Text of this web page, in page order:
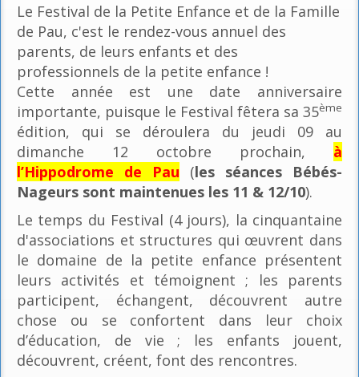
Le Festival de la Petite Enfance et de la Famille
de Pau, c'est le rendez-vous annuel des
parents, de leurs enfants et des
professionnels de la petite enfance !
Cette année est une date anniversaire
importante, puisque le Festival fêtera sa 35ème
édition, qui se déroulera du jeudi 09 au
dimanche 12 octobre prochain, à
l’Hippodrome de Pau (les séances Bébés-
Nageurs sont maintenues les 11 & 12/10).
Le temps du Festival (4 jours), la cinquantaine
d'associations et structures qui œuvrent dans
le domaine de la petite enfance présentent
leurs activités et témoignent ; les parents
participent, échangent, découvrent autre
chose ou se confortent dans leur choix
d’éducation, de vie ; les enfants jouent,
découvrent, créent, font des rencontres.